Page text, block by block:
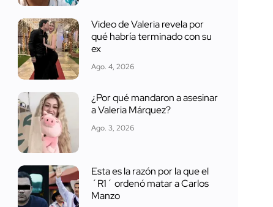
Video de Valeria revela por
qué habría terminado con su
ex
Ago. 4, 2026
¿Por qué mandaron a asesinar
a Valeria Márquez?
Ago. 3, 2026
Esta es la razón por la que el
´R1´ ordenó matar a Carlos
Manzo